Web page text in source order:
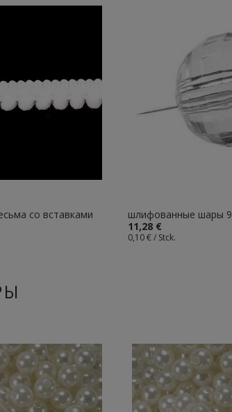
со вставками
шлифованные шары
11,28 €
0,10 € / Stck.